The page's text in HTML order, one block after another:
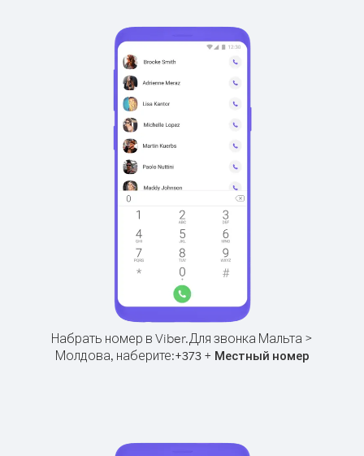
Набрать номер в Viber.Для звонка Мальта >
Молдова, наберите:+373+ Местный номер